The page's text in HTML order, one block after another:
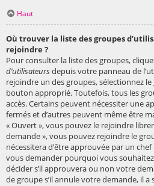
Haut
Où trouver la liste des groupes
rejoindre ?
Pour consulter la liste des groupes,
d’utilisateursdepuis votre panneau de
rejoindre un des groupes, sélectionnez
bouton approprié. Toutefois, tous les
accès. Certains peuvent nécessiter une
fermés et d’autres peuvent même être
« Ouvert », vous pouvez le rejoindre
demande », vous pouvez rejoindre le
nécessitera d’être approuvée par un
vous demander pourquoi vous
décider s’il approuvera ou non votre
de groupe s’il annule votre demande, il a